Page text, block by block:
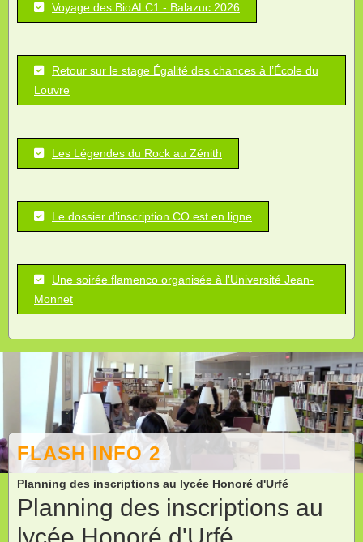
Voyage des BioALC1 - Balazuc 2026
Retour sur le stage Égalité des chances à l’École du
Louvre
Les Légendes du Rock au Zénith
Le dossier d'inscription CO est en ligne
Une soirée flamenco organisée à l'Université Jean-
Monnet
FLASH INFO 2
Planning des inscriptions au lycée Honoré d'Urfé
Planning des inscriptions au